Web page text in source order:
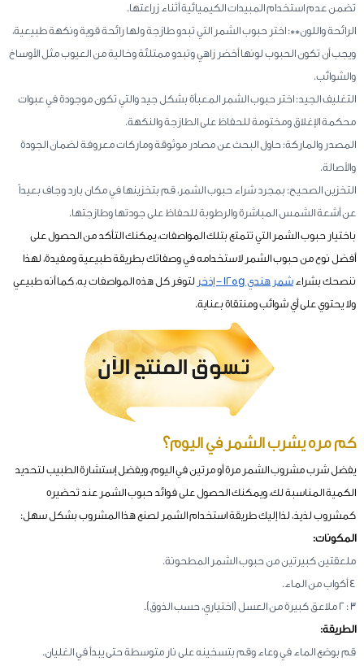
تضمن عدم استخدام المبيدات الكيميائية أثناء زراعتها.
الرائحة واللون**: اختر حبوب الشمر التي تبدو طازجة ولها رائحة قوية ونكهة طبيعية،
ويجب أن تكون الحبوب لونها أخضر زاهي وتبدو ممتلئة وخالية من العيوب مثل الأوساخ
والشوائب.
التغليف الجيد: اختر حبوب الشمر المعبأة بشكل جيد والتي تكون موجودة في عبوات
محكمة الإغلاق ومختومة للحفاظ على الطازجة والنكهة.
المصدر والماركة: حاول البحث عن مصادر موثوقة وماركات معروفة لضمان الجودة
والأصالة.
التخزين الصحيح: بمجرد شراء حبوب الشمر، قم بتخزينها في مكان بارد وجاف بعيداً
عن أشعة الشمس المباشرة والرطوبة للحفاظ على جودتها وطازجتها.
باختيار حبوب الشمر التي تتمتع بتلك المواصفات، يمكنك التأكد من الحصول على
أفضل نوع من حبوب الشمر لاستخدامه في وصفاتك بطريقة طبيعية ومفيدة، لهذا
ننصحك بشراء شمر هندي 125g - إذخر
لتوفر كل هذه المواصفات به، كما أنه طبيعي
ولا يحتوي على أي شوائب ومنتقاة بعناية.
كم مره يشرب الشمر في اليوم؟
يفضل شرب مشروب الشمر مرة أو مرتين في اليوم، ويفضل إستشارة الطبيب لتحديد
الكمية المناسبة لك، ويمكنك الحصول على فوائد حبوب الشمر عند تحضيره
كمشروب لذيذ، لذا إليك طريقة استخدام الشمر لصنع هذا المشروب بشكل سهل:
المكونات:
ملعقتين كبيرتين من حبوب الشمر المطحونة.
4 أكواب من الماء.
3 : 2 ملاعق كبيرة من العسل (اختياري، حسب الذوق).
الطريقة:
قم بوضع الماء في وعاء وقم بتسخينه على نار متوسطة حتى يبدأ في الغليان.